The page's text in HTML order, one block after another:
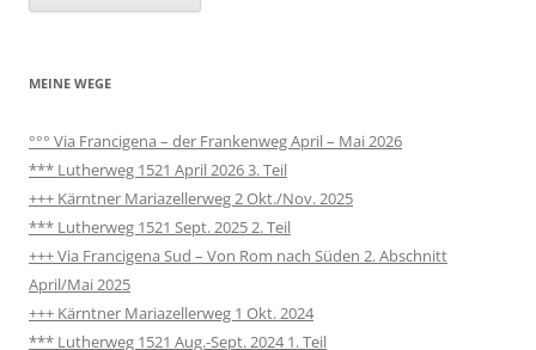
MEINE WEGE
°°° Via Francigena – der Frankenweg April – Mai 2026
*** Lutherweg 1521 April 2026 3. Teil
+++ Kärntner Mariazellerweg 2 Okt./Nov. 2025
*** Lutherweg 1521 Sept. 2025 2. Teil
+++ Via Francigena Sud – Von Rom nach Süden 2. Abschnitt
April/Mai 2025
+++ Kärntner Mariazellerweg 1 Okt. 2024
*** Lutherweg 1521 Aug.-Sept. 2024 1. Teil